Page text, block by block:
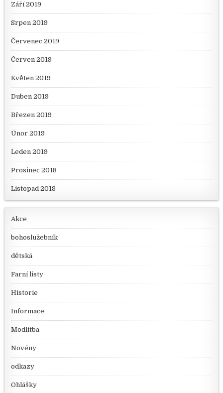
Září 2019
Srpen 2019
Červenec 2019
Červen 2019
Květen 2019
Duben 2019
Březen 2019
Únor 2019
Leden 2019
Prosinec 2018
Listopad 2018
Akce
bohoslužebník
dětská
Farní listy
Historie
Informace
Modlitba
Novény
odkazy
Ohlášky